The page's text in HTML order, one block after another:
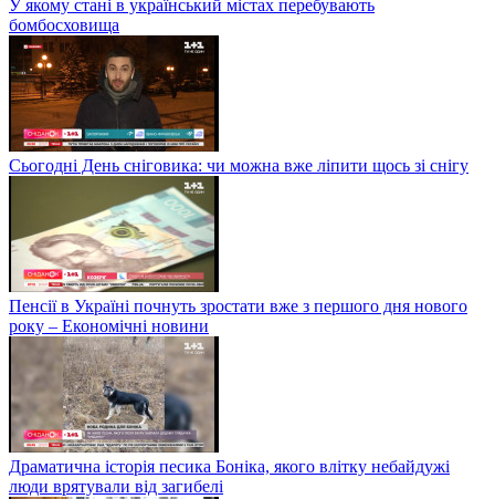
У якому стані в український містах перебувають
бомбосховища
Сьогодні День сніговика: чи можна вже ліпити щось зі снігу
Пенсії в Україні почнуть зростати вже з першого дня нового
року – Економічні новини
Драматична історія песика Боніка, якого влітку небайдужі
люди врятували від загибелі